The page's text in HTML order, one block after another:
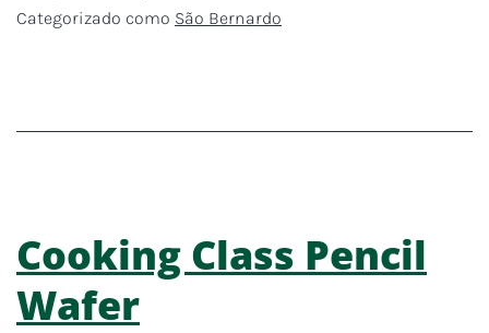
Categorizado como São Bernardo
Cooking Class Pencil
Wafer